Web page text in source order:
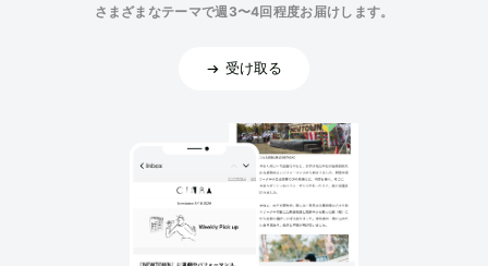
さまざまなテーマで週3〜4回程度お届けします。
受け取る